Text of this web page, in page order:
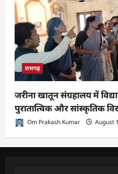
रामगढ़
जरीना खातून संग्रहालय में
पुरातात्विक और सांस्कृतिक
Om Prakash Kumar August